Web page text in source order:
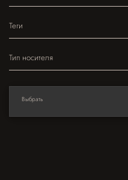
Теги
Тип носителя
Выбрать